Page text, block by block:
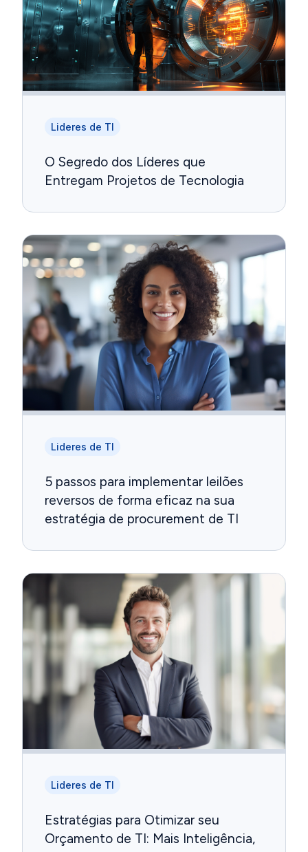
Lideres de TI
O Segredo dos Líderes que
Entregam Projetos de Tecnologia
Lideres de TI
5 passos para implementar leilões
reversos de forma eficaz na sua
estratégia de procurement de TI
Lideres de TI
Estratégias para Otimizar seu
Orçamento de TI: Mais Inteligência,